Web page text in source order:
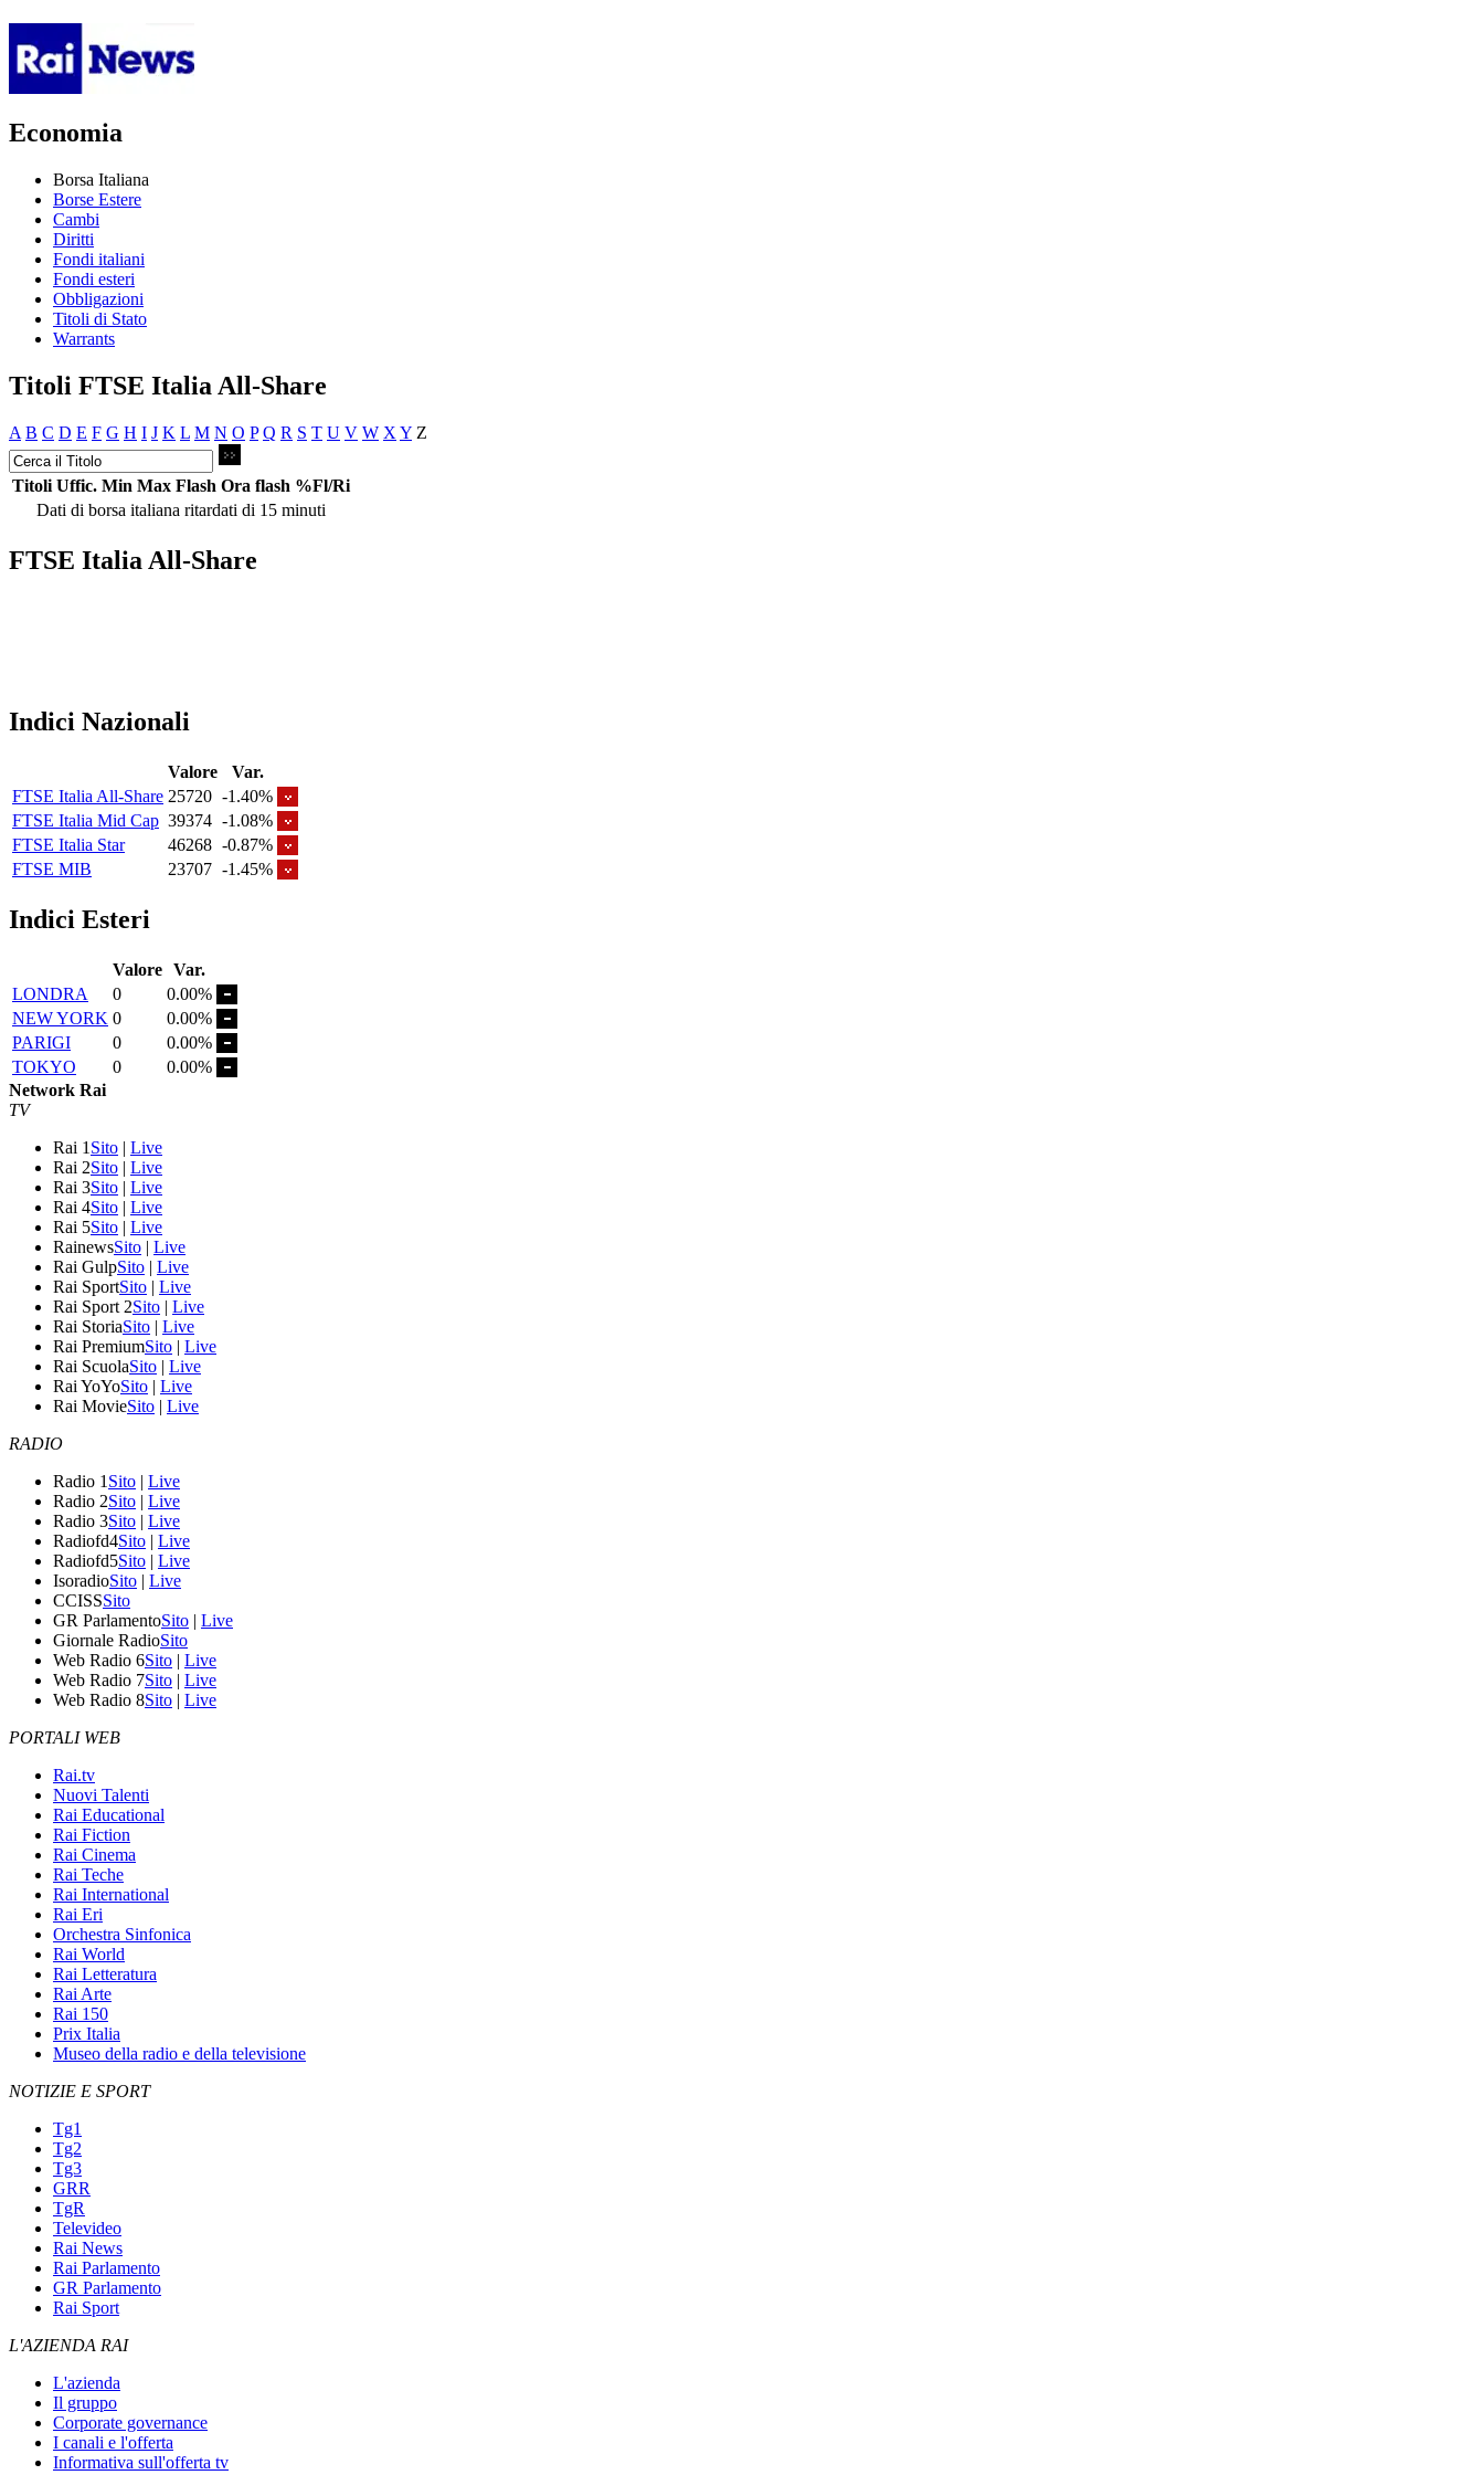
Economia
Borsa Italiana
Borse Estere
Cambi
Diritti
Fondi italiani
Fondi esteri
Obbligazioni
Titoli di Stato
Warrants
Titoli FTSE Italia All-Share
A B C D E F G H I J K L M N O P Q R S T U V W X Y Z
Titoli Uffic. Min Max Flash Ora flash %Fl/Ri
Dati di borsa italiana ritardati di 15 minuti
FTSE Italia All-Share
Indici Nazionali
Valore
Var.
FTSE Italia All-Share 25720 -1.40%
FTSE Italia Mid Cap 39374 -1.08%
FTSE Italia Star
46268 -0.87%
FTSE MIB
23707 -1.45%
Indici Esteri
Valore Var.
LONDRA
0
0.00%
NEW YORK 0
0.00%
PARIGI
0
0.00%
TOKYO
0
0.00%
Network Rai
TV
Rai 1 Sito | Live
Rai 2Sito | Live
Rai 3Sito | Live
Rai 4Sito | Live
Rai 5Sito | Live
RainewsSito | Live
Rai GulpSito | Live
Rai SportSito | Live
Rai Sport 2Sito | Live
Rai StoriaSito | Live
Rai PremiumSito | Live
Rai ScuolaSito | Live
Rai YoYoSito | Live
Rai MovieSito | Live
RADIO
Radio 1 Sito | Live
Radio 2Sito | Live
Radio 3Sito | Live
Radiofd4Sito | Live
Radiofd5Sito | Live
IsoradioSito | Live
CCISSSito
GR ParlamentoSito | Live
Giornale RadioSito
Web Radio 6Sito | Live
Web Radio 7Sito | Live
Web Radio 8Sito | Live
PORTALI WEB
Rai.tv
Nuovi Talenti
Rai Educational
Rai Fiction
Rai Cinema
Rai Teche
Rai International
Rai Eri
Orchestra Sinfonica
Rai World
Rai Letteratura
Rai Arte
Rai 150
Prix Italia
Museo della radio e della televisione
NOTIZIE E SPORT
Tg1
Tg2
Tg3
GRR
TgR
Televideo
Rai News
Rai Parlamento
GR Parlamento
Rai Sport
L'AZIENDA RAI
L'azienda
Il gruppo
Corporate governance
I canali e l'offerta
Informativa sull'offerta tv